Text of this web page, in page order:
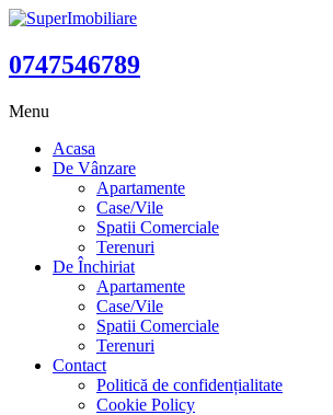
0747546789
Menu
Acasa
De Vânzare
Apartamente
Case/Vile
Spatii Comerciale
Terenuri
De Închiriat
Apartamente
Case/Vile
Spatii Comerciale
Terenuri
Contact
Politică de confidențialitate
Cookie Policy